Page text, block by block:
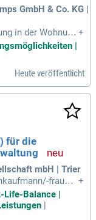
GmbH & Co. KG |
in der Wohnung
Ing. Otto Kam
erfahrene/r Ve
umfassen Miet
von Stammdat
uns hast Du die
und im direkte
zu stehen. Bewi
Teams in A
+
|
Heute veröffentlicht
für die
mbH | Trier
frau
auf d
Wenn Teamgei
Sie sich
+
Life-Balance |
|